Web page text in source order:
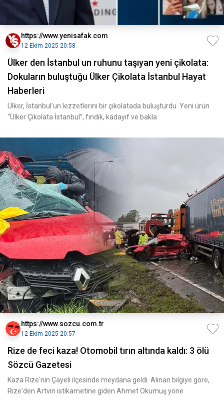
https://www.yenisafak.com
12 Ekim 2025 20:58
Ülker den İstanbul un ruhunu taşıyan yeni çikolata:
Dokuların buluştuğu Ülker Çikolata İstanbul Hayat
Haberleri
Ülker, İstanbul’un lezzetlerini bir çikolatada buluşturdu. Yeni ürün
“Ülker Çikolata İstanbul”, fındık, kadayıf ve bakla
https://www.sozcu.com.tr
12 Ekim 2025 20:57
Rize de feci kaza! Otomobil tırın altında kaldı: 3 ölü
Sözcü Gazetesi
Kaza Rize'nin Çayeli ilçesinde meydana geldi. Alınan bilgiye göre,
Rize'den Artvin istikametine giden Ahmet Okumuş yöne